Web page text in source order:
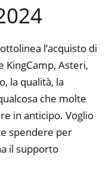
l’acquisto di
Asteri,
la qualità, la
che molte
in anticipo. Voglio
spendere per
il supporto